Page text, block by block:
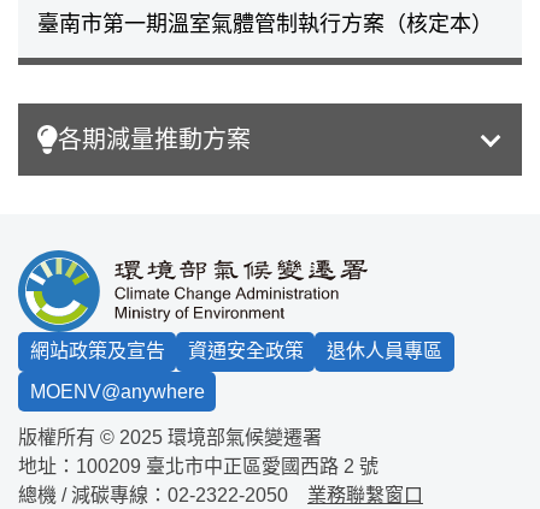
臺南市第一期溫室氣體管制執行方案（核定本）
各期減量推動方案
網站政策及宣告 資通安全政策
退休人員專區
MOENV@anywhere
版權所有 © 2025 環境部氣候變遷署
地址：100209 臺北市中正區愛國西路 2 號
總機 / 減碳專線： 02-2322-2050 業務聯繫窗口